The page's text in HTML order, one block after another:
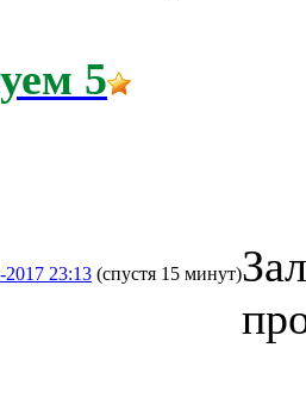
5
23:13 (спустя 15 минут)